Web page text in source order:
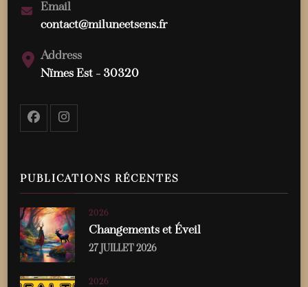
Email
contact@miluneetsens.fr
Address
Nïmes Est - 30320
PUBLICATIONS RÉCENTES
2026
Changements et Éveil
27 JUILLET 2026
2026